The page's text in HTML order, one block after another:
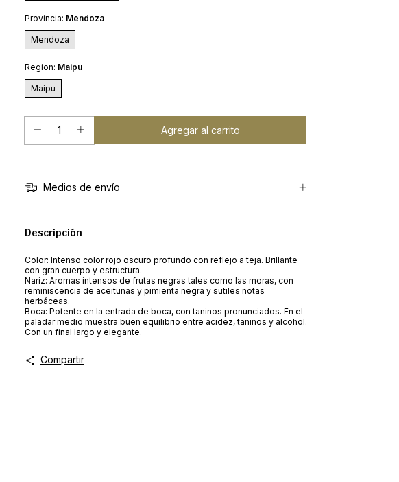
Provincia: Mendoza
Mendoza
Region: Maipu
Maipu
Medios de envío
Descripción
Color: Intenso color rojo oscuro profundo con reflejo a teja. Brillante
con gran cuerpo y estructura.
Nariz: Aromas intensos de frutas negras tales como las moras, con
reminiscencia de aceitunas y pimienta negra y sutiles notas
herbáceas.
Boca: Potente en la entrada de boca, con taninos pronunciados. En el
paladar medio muestra buen equilibrio entre acidez, taninos y alcohol.
Con un final largo y elegante.
Compartir